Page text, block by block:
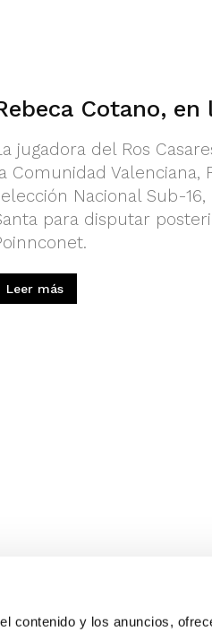
contenido y los anuncios,
Cotano, en
jugadora del Ros
Comunidad Valenciana,
Nacional Sub-
para disputar
Leer más